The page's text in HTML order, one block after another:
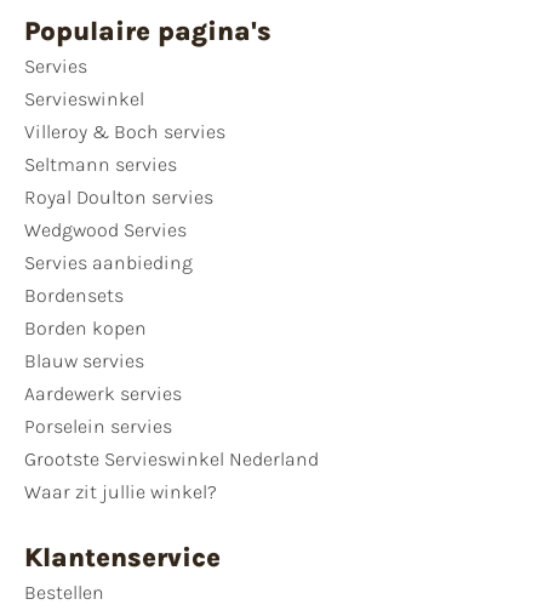
Populaire pagina's
Servies
Servieswinkel
Villeroy & Boch servies
Seltmann servies
Royal Doulton servies
Wedgwood Servies
Servies aanbieding
Bordensets
Borden kopen
Blauw servies
Aardewerk servies
Porselein servies
Grootste Servieswinkel Nederland
Waar zit jullie winkel?
Klantenservice
Bestellen